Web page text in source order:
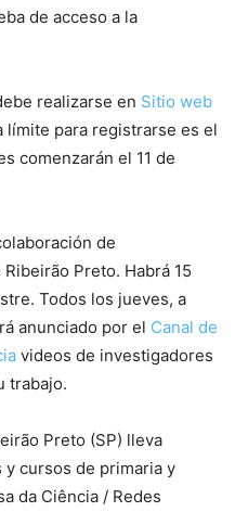
de acceso a la
realizarse en Sitio web
límite para registrarse es el
comenzarán el 11 de
de
Preto. Habrá 15
Todos los jueves, a
anunciado por el Canal de
videos de investigadores
trabajo.
Preto (SP) lleva
cursos de primaria y
da Ciência / Redes